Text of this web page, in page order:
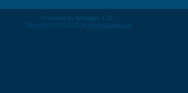
Powered by 4images 1.10
Copyright © 2002-2026 4homepages.de